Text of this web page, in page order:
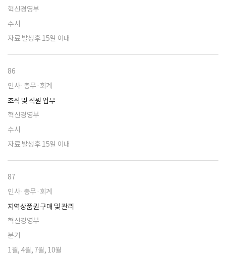
혁신경영부
수시
자료 발생후 15일 이내
86
인사·총무·회계
조직 및 직원 업무
혁신경영부
수시
자료 발생후 15일 이내
87
인사·총무·회계
지역상품권 구매 및 관리
혁신경영부
분기
1월, 4월, 7월, 10월